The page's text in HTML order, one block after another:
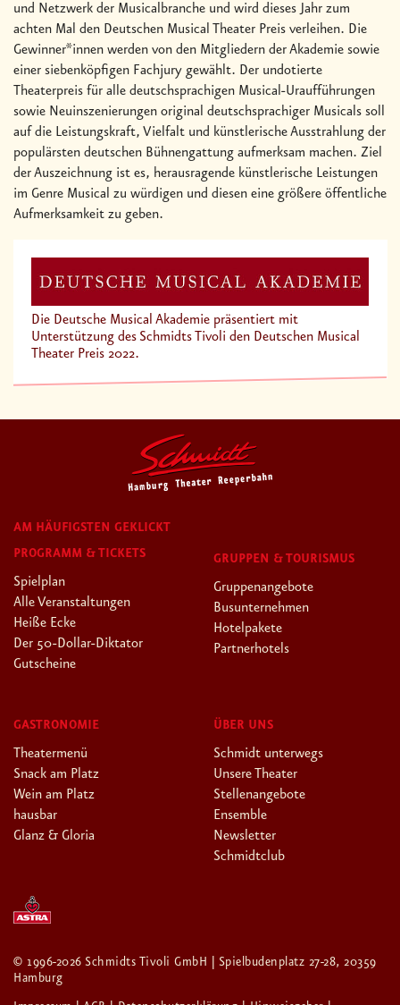
und Netzwerk der Musicalbranche und wird dieses Jahr zum
achten Mal den Deutschen Musical Theater Preis verleihen. Die
Gewinner*innen werden von den Mitgliedern der Akademie sowie
einer siebenköpfigen Fachjury gewählt. Der undotierte
Theaterpreis für alle deutschsprachigen Musical-Uraufführungen
sowie Neuinszenierungen original deutschsprachiger Musicals soll
auf die Leistungskraft, Vielfalt und künstlerische Ausstrahlung der
populärsten deutschen Bühnengattung aufmerksam machen. Ziel
der Auszeichnung ist es, herausragende künstlerische Leistungen
im Genre Musical zu würdigen und diesen eine größere öffentliche
Aufmerksamkeit zu geben.
Die Deutsche Musical Akademie präsentiert mit
Unterstützung des Schmidts Tivoli den Deutschen Musical
Theater Preis 2022.
AM HÄUFIGSTEN GEKLICKT
PROGRAMM & TICKETS
Spielplan
Alle Veranstaltungen
Heiße Ecke
Der 50-Dollar-Diktator
Gutscheine
GRUPPEN & TOURISMUS
Gruppenangebote
Busunternehmen
Hotelpakete
Partnerhotels
GASTRONOMIE
Theatermenü
Snack am Platz
Wein am Platz
hausbar
Glanz & Gloria
ÜBER UNS
Schmidt unterwegs
Unsere Theater
Stellenangebote
Ensemble
Newsletter
Schmidtclub
© 1996-2026 Schmidts Tivoli GmbH | Spielbudenplatz 27-28, 20359
Hamburg